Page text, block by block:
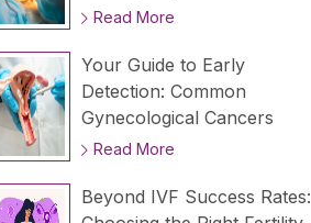
Read More
Your Guide to Early
Detection: Common
Gynecological Cancers
Read More
Beyond IVF Success Rates: